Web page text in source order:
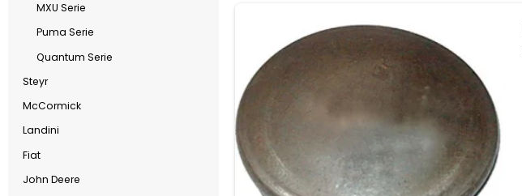
MXU Serie
Puma Serie
Quantum Serie
Steyr
McCormick
Landini
Fiat
John Deere